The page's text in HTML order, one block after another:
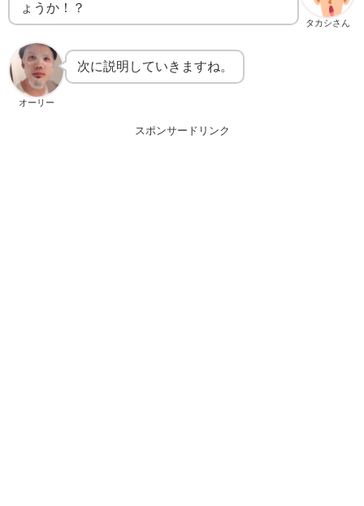
タカシさん
ょうか！？
オーリー
次に説明していきますね。
スポンサードリンク